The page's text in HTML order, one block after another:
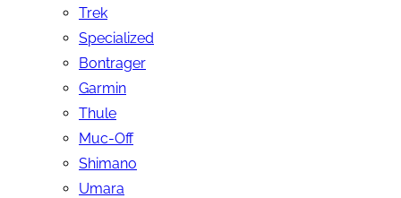
Trek
Specialized
Bontrager
Garmin
Thule
Muc-Off
Shimano
Umara